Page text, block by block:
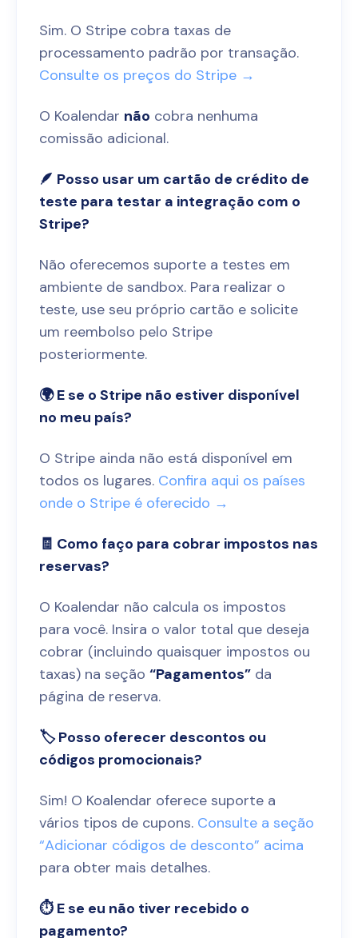
Sim. O Stripe cobra taxas de
processamento padrão por transação.
Consulte os preços do Stripe →
O Koalendar não cobra nenhuma
comissão adicional.
🪶 Posso usar um cartão de crédito de
teste para testar a integração com o
Stripe?
Não oferecemos suporte a testes em
ambiente de sandbox. Para realizar o
teste, use seu próprio cartão e solicite
um reembolso pelo Stripe
posteriormente.
🌍 E se o Stripe não estiver disponível
no meu país?
O Stripe ainda não está disponível em
todos os lugares. Confira aqui os países
onde o Stripe é oferecido →
🧾 Como faço para cobrar impostos nas
reservas?
O Koalendar não calcula os impostos
para você. Insira o valor total que deseja
cobrar (incluindo quaisquer impostos ou
taxas) na seção “Pagamentos” da
página de reserva.
🏷️ Posso oferecer descontos ou
códigos promocionais?
Sim! O Koalendar oferece suporte a
vários tipos de cupons. Consulte a seção
“Adicionar códigos de desconto” acima
para obter mais detalhes.
⏱️ E se eu não tiver recebido o
pagamento?